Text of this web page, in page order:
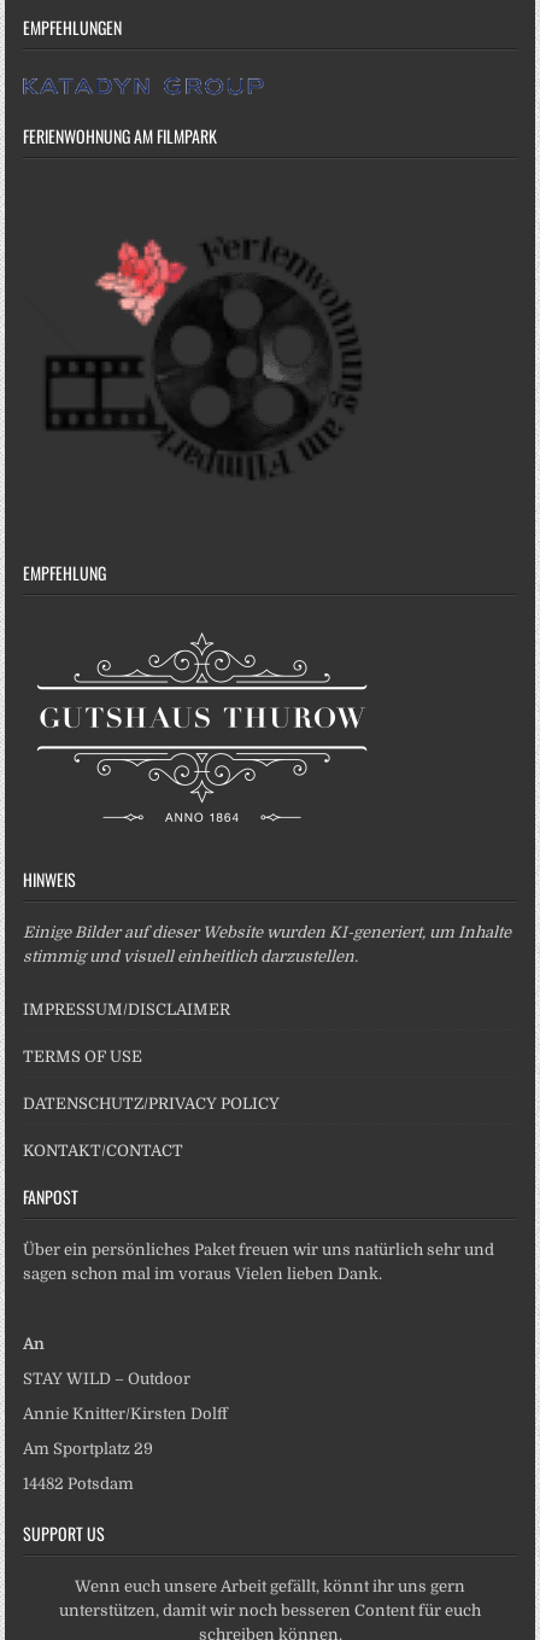
EMPFEHLUNGEN
FERIENWOHNUNG AM FILMPARK
EMPFEHLUNG
HINWEIS
Einige Bilder auf dieser Website wurden KI-generiert, um Inhalte
stimmig und visuell einheitlich darzustellen.
IMPRESSUM/DISCLAIMER
TERMS OF USE
DATENSCHUTZ/PRIVACY POLICY
KONTAKT/CONTACT
FANPOST
Über ein persönliches Paket freuen wir uns natürlich sehr und
sagen schon mal im voraus Vielen lieben Dank.
An
STAY WILD – Outdoor
Annie Knitter/Kirsten Dolff
Am Sportplatz 29
14482 Potsdam
SUPPORT US
Wenn euch unsere Arbeit gefällt, könnt ihr uns gern
unterstützen, damit wir noch besseren Content für euch
schreiben können.